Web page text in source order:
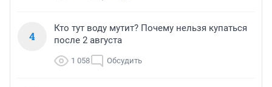
4
Кто тут воду мутит? Почему нельзя купаться
после 2 августа
1 058 Обсудить